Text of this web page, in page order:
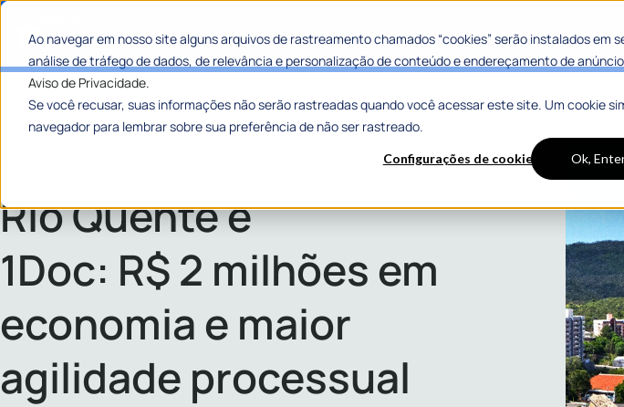
Ao navegar em nosso site alguns arquivos de rastreamento chamados “cookies” serão instalados em
análise de tráfego de dados, de relevância e personalização de conteúdo e endereçamento de
Aviso de Privacidade.
Se você recusar, suas informações não serão rastreadas quando você acessar este site. Um cookie
navegador para lembrar sobre sua preferência de não ser rastreado.
Configurações de cookies Ok,
Categorias Histórias de Sucesso Materiais Gratuitos
Rio Quente e 1Doc: R$ 2 milhões em economia e maior agilidade processual
Rio Quente e
1Doc: R$ 2 milhões em
economia e maior
agilidade processual